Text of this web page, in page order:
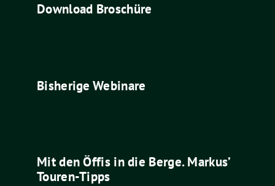
Download Broschüre
Bisherige Webinare
Mit den Öffis in die Berge. Markus’
Touren-Tipps